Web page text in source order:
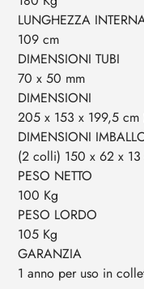
LUNGHEZZA
109 cm
DIMENSIONI TUBI
70 x 50 mm
DIMENSIONI
205 x 153 x 199,5 cm
DIMENSIONI
(2 colli) 150 x 62 x
PESO NETTO
100 Kg
PESO LORDO
105 Kg
GARANZIA
1 anno per uso in